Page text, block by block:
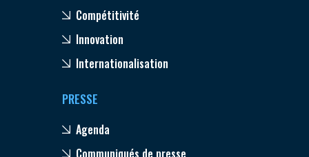
Compétitivité
Innovation
Internationalisation
PRESSE
Agenda
Communiqués de presse